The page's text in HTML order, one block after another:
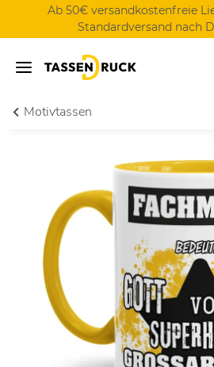
Ab 50€ versandkostenfreie
Standardversand nach
Motivtassen